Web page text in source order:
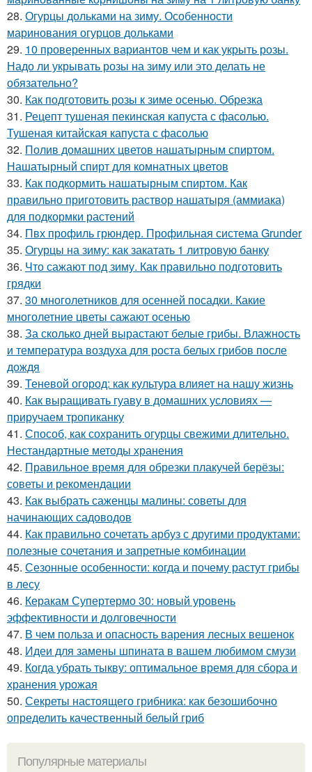
28. Огурцы дольками на зиму. Особенности
маринования огурцов дольками
29. 10 проверенных вариантов чем и как укрыть розы.
Надо ли укрывать розы на зиму или это делать не
обязательно?
30. Как подготовить розы к зиме осенью. Обрезка
31. Рецепт тушеная пекинская капуста с фасолью.
Тушеная китайская капуста с фасолью
32. Полив домашних цветов нашатырным спиртом.
Нашатырный спирт для комнатных цветов
33. Как подкормить нашатырным спиртом. Как
правильно приготовить раствор нашатыря (аммиака)
для подкормки растений
34. Пвх профиль грюндер. Профильная система Grunder
35. Огурцы на зиму: как закатать 1 литровую банку
36. Что сажают под зиму. Как правильно подготовить
грядки
37. 30 многолетников для осенней посадки. Какие
многолетние цветы сажают осенью
38. За сколько дней вырастают белые грибы. Влажность
и температура воздуха для роста белых грибов после
дождя
39. Теневой огород: как культура влияет на нашу жизнь
40. Как выращивать гуаву в домашних условиях —
приручаем тропиканку
41. Способ, как сохранить огурцы свежими длительно.
Нестандартные методы хранения
42. Правильное время для обрезки плакучей берёзы:
советы и рекомендации
43. Как выбрать саженцы малины: советы для
начинающих садоводов
44. Как правильно сочетать арбуз с другими продуктами:
полезные сочетания и запретные комбинации
45. Сезонные особенности: когда и почему растут грибы
в лесу
46. Керакам Супертермо 30: новый уровень
эффективности и долговечности
47. В чем польза и опасность варения лесных вешенок
48. Идеи для замены шпината в вашем любимом смузи
49. Когда убрать тыкву: оптимальное время для сбора и
хранения урожая
50. Секреты настоящего грибника: как безошибочно
определить качественный белый гриб
Популярные материалы